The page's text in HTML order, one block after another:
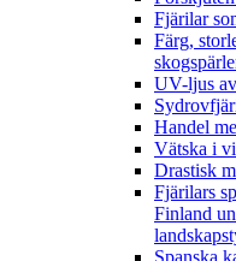
Fjärilar
Färg,
UV-ljus
Handel
Vätska i
Drastisk
Fjärilars
Finland
Spanska